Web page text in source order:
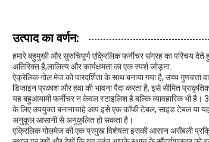
उत्पाद का वर्णन:
हमारे बहुमुखी और सुरुचिपूर्ण एक्रिलिक फर्नीचर संग्रह का परिचय
अतिरिक्त है,लालित्य और कार्यक्षमता का एक स्पर्श जोड़ना.
ऐक्रेलिक गोल मेज को पारदर्शिता के साथ बनाया गया है, उच्च
डिजाइन प्रकाश और हवा की भावना पैदा करता है, इसे सीमित
यह बहुआयामी फर्नीचर न केवल स्टाइलिश है बल्कि व्यावहारिक भी
के लिए उपयुक्त बनानाचाहे आप इसे एक कॉफी टेबल, साइड टेबल या
अनुकूल आसानी से अनुकूलित हो सकता है।
एक्रिलिक गोलमेज की एक प्रमुख विशेषता इसकी आसान असेंबली